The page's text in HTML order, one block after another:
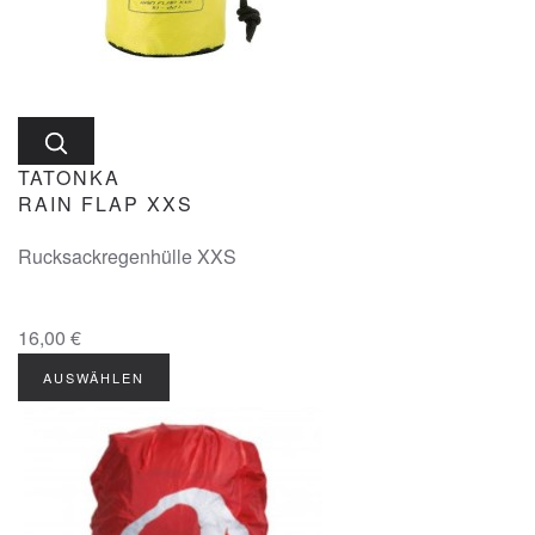
TATONKA
RAIN FLAP XXS
Rucksackregenhülle XXS
16,00 €